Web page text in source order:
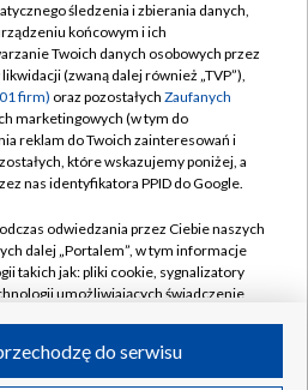
TVP
TVP
prywatności
zgody
Pomoc
Kontakt
Kanały
śledzenia i zbierania danych,
końcowym i ich
Twoich danych osobowych przez
(zwaną dalej również „TVP”),
firm) oraz pozostałych Zaufanych
marketingowych (w tym do
reklam do Twoich zainteresowań i
które wskazujemy poniżej, a
nas identyfikatora PPID do Google.
odwiedzania przez Ciebie naszych
dalej „Portalem”, w tym informacje
takich jak: pliki cookie, sygnalizatory
umożliwiających świadczenie
do serwisu